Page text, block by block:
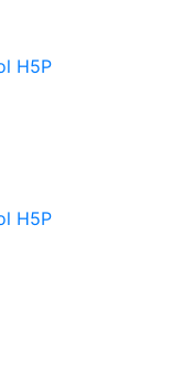
H5P
H5P